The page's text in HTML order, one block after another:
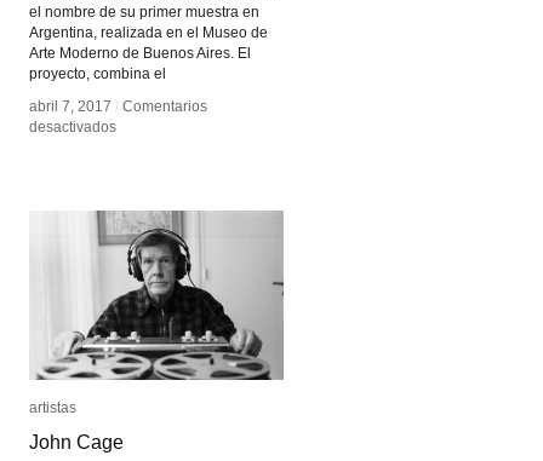
el nombre de su primer muestra en
Argentina, realizada en el Museo de
Arte Moderno de Buenos Aires. El
proyecto, combina el
abril 7, 2017 / Comentarios
desactivadosen
universo
en
una
telaraña
abril 7, 2017 / Comentarios
desactivadosen
universo
en
una
telaraña
artistas
John Cage
artistas
John Cage